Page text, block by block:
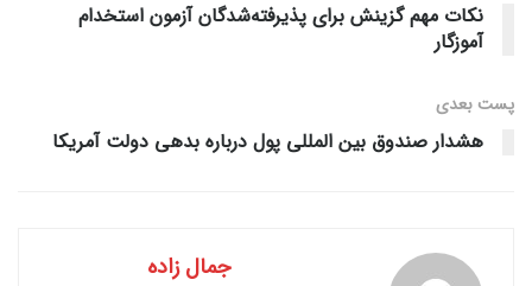
نکات مهم گزینش برای پذیرفته‌شدگان آزمون استخدام
آموزگار
پست‌ بعدی
هشدار صندوق بین المللی پول درباره بدهی دولت آمریکا
جمال زاده